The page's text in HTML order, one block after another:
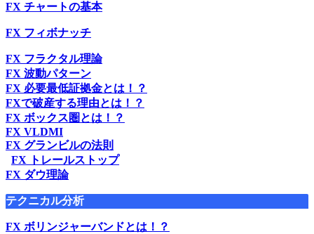
FX チャートの基本
FX フィボナッチ
FX フラクタル理論
FX 波動パターン
FX 必要最低証拠金とは！？
FXで破産する理由とは！？
FX ボックス圏とは！？
FX VLDMI
FX グランビルの法則
FX トレールストップ
FX ダウ理論
テクニカル分析
FX ボリンジャーバンドとは！？